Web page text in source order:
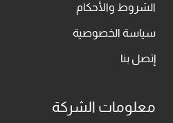
الشروط والأحكام
سياسة الخصوصية
إتصل بنا
معلومات الشركة